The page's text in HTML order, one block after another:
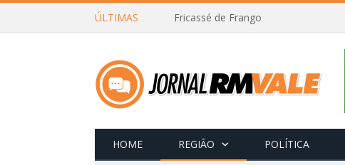
ÚLTIMAS Fricassé de Frango
HOME REGIÃO POLÍTICA